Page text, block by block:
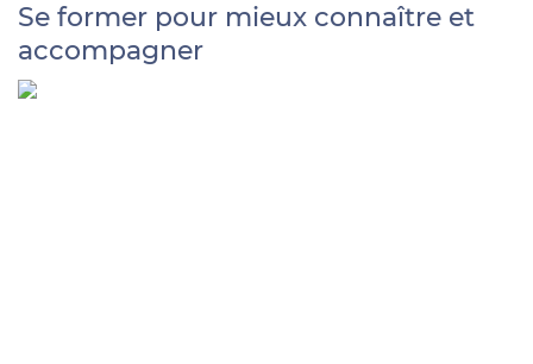
Se former pour mieux connaître et
accompagner